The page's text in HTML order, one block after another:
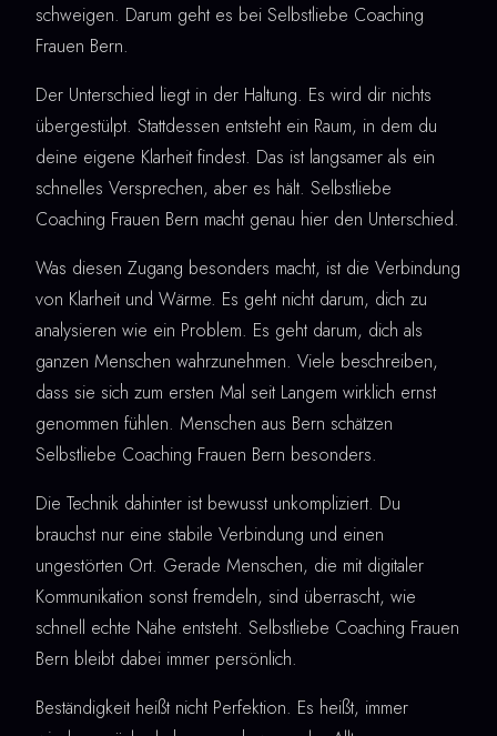
schweigen. Darum geht es bei Selbstliebe Coaching
Frauen Bern.
Der Unterschied liegt in der Haltung. Es wird dir nichts
übergestülpt. Stattdessen entsteht ein Raum, in dem du
deine eigene Klarheit findest. Das ist langsamer als ein
schnelles Versprechen, aber es hält. Selbstliebe
Coaching Frauen Bern macht genau hier den Unterschied.
Was diesen Zugang besonders macht, ist die Verbindung
von Klarheit und Wärme. Es geht nicht darum, dich zu
analysieren wie ein Problem. Es geht darum, dich als
ganzen Menschen wahrzunehmen. Viele beschreiben,
dass sie sich zum ersten Mal seit Langem wirklich ernst
genommen fühlen. Menschen aus Bern schätzen
Selbstliebe Coaching Frauen Bern besonders.
Die Technik dahinter ist bewusst unkompliziert. Du
brauchst nur eine stabile Verbindung und einen
ungestörten Ort. Gerade Menschen, die mit digitaler
Kommunikation sonst fremdeln, sind überrascht, wie
schnell echte Nähe entsteht. Selbstliebe Coaching Frauen
Bern bleibt dabei immer persönlich.
Beständigkeit heißt nicht Perfektion. Es heißt, immer